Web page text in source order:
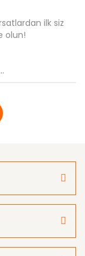
ilk siz
olun!